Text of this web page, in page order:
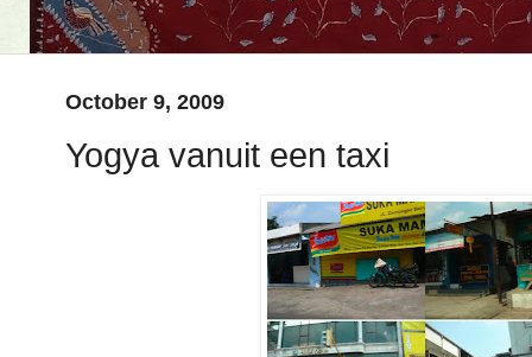
October 9, 2009
Yogya vanuit een taxi